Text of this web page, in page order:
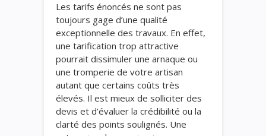
Les tarifs énoncés ne sont pas
toujours gage d’une qualité
exceptionnelle des travaux. En effet,
une tarification trop attractive
pourrait dissimuler une arnaque ou
une tromperie de votre artisan
autant que certains coûts très
élevés. Il est mieux de solliciter des
devis et d’évaluer la crédibilité ou la
clarté des points soulignés. Une